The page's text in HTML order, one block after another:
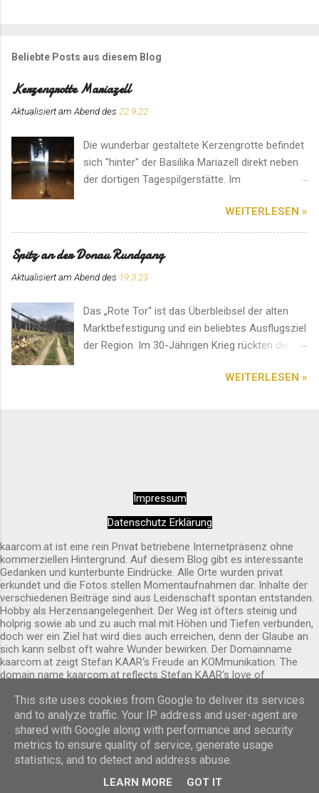
Beliebte Posts aus diesem Blog
Kerzengrotte Mariazell
Aktualisiert am Abend des 22.9.22
Die wunderbar gestaltete Kerzengrotte befindet
sich "hinter" der Basilika Mariazell direkt neben
der dortigen Tagespilgerstätte. Im
angefertigte Kerzen erworben werden. Hier
herrscht eine ganz besondere Atmosphäre. Ein
Platz für ein Gebet im stillen Gedenken.
WEITERLESEN »
Spitz an der Donau Rundgang
Aktualisiert am Abend des 19.3.23
Das „Rote Tor“ ist das Überbleibsel der alten
Marktbefestigung und ein beliebtes Ausflugsziel
der Region. Im 30-Jährigen Krieg rückten die
diesem Ort ein erbitterter und blutiger Kampf.
sehr entspannend und rundherum harmonisch.
Alles wirkt sehr sauber und liebevoll gepflegt.
Außen ist sie schon von Weitem erkennbar.
WEITERLESEN »
Impressum
Datenschutz Erklärung
kaarcom.at ist eine rein Privat betriebene Internetpräsenz ohne
kommerziellen Hintergrund. Auf diesem Blog gibt es interessante
Gedanken und kunterbunte Eindrücke. Alle Orte wurden privat
erkundet und die Fotos stellen Momentaufnahmen dar. Inhalte der
verschiedenen Beiträge sind aus Leidenschaft spontan entstanden.
Hobby als Herzensangelegenheit. Der Weg ist öfters steinig und
holprig sowie ab und zu auch mal mit Höhen und Tiefen verbunden,
doch wer ein Ziel hat wird dies auch erreichen, denn der Glaube an
sich kann selbst oft wahre Wunder bewirken. Der Domainname
kaarcom.at zeigt Stefan KAAR‘s Freude an KOMmunikation. The
domain name kaarcom.at reflects Stefan KAAR‘s love of
Powered by Blogger
Designbilder vonCimmerian
This site uses cookies from Google to deliver its services
and to analyze traffic. Your IP address and user-agent are
shared with Google along with performance and security
metrics to ensure quality of service, generate usage
statistics, and to detect and address abuse.
LEARN MORE GOT IT